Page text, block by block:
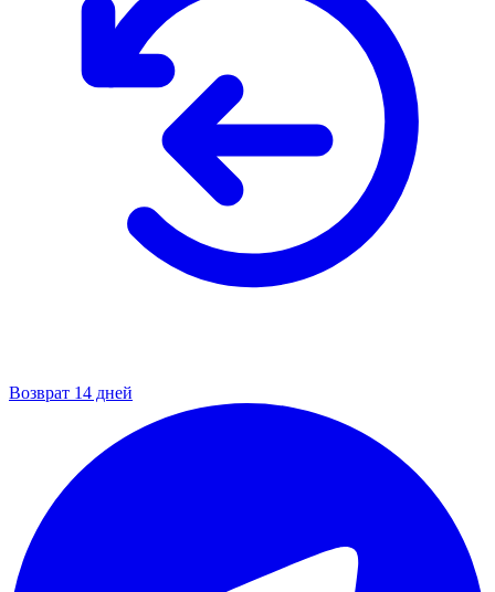
Возврат 14 дней